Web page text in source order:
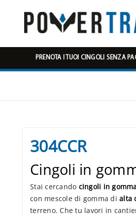
PRENOTA I TUOI CINGOLI SENZA
304CCR
Cingoli in
Stai cercando cingoli in
con mescole di gomma di alta
terreno. Che tu lavori in